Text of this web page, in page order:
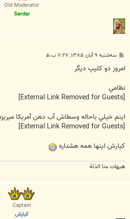
Old Moderator
Sardar
پ
ت
سه‌شنبه ۹ آبان ۱۳۸۵, ۷:۲۷ ب.ظ
امروز دو کليپ ديگر
نظامي
اينم خيلي باحاله وسطاش آب دهن آمريکا ميريزه
کيارش اينها همه هشداره
هیهات منا الذلة
Captain
كيارش